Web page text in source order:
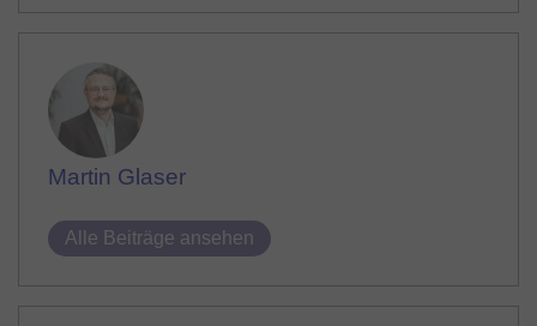
Martin Glaser
Alle Beiträge ansehen